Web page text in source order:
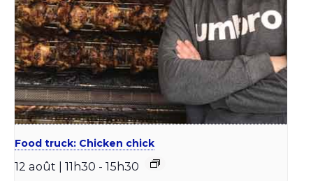
Food truck: Chicken chick
12 août | 11h30 - 15h30